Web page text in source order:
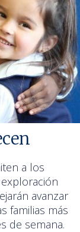
a los
avanzar
familias más
de semana.